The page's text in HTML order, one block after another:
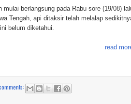
mulai berlangsung pada Rabu sore (19/08)
Tengah, api ditaksir telah melalap
belum diketahui.
read